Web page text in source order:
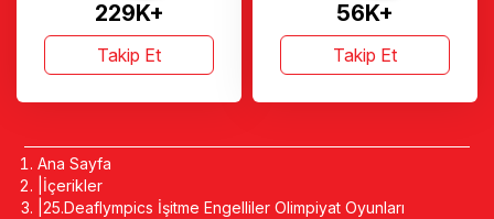
229K+
Takip Et
56K+
Takip Et
Ana Sayfa
İçerikler
25.Deaflympics İşitme Engelliler Olimpiyat Oyunları